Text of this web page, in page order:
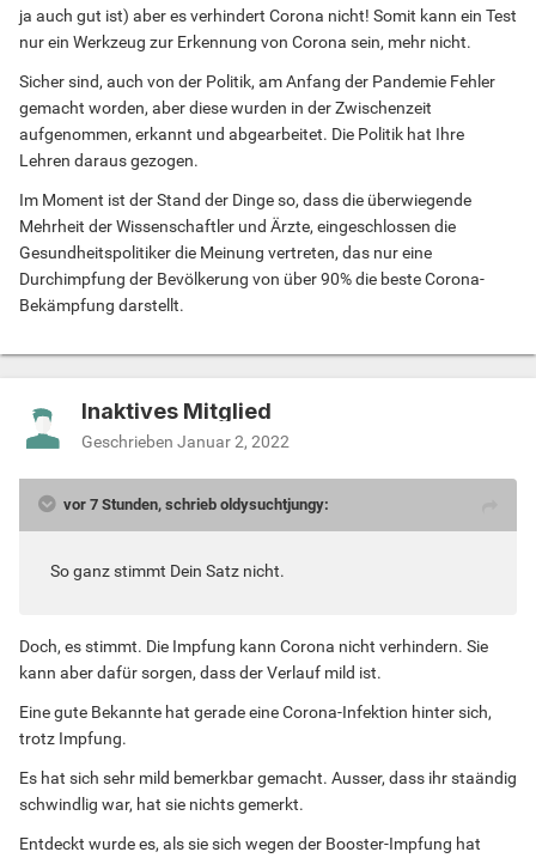
ja auch gut ist) aber es verhindert Corona nicht! Somit kann ein Test
nur ein Werkzeug zur Erkennung von Corona sein, mehr nicht.
Sicher sind, auch von der Politik, am Anfang der Pandemie Fehler
gemacht worden, aber diese wurden in der Zwischenzeit
aufgenommen, erkannt und abgearbeitet. Die Politik hat Ihre
Lehren daraus gezogen.
Im Moment ist der Stand der Dinge so, dass die überwiegende
Mehrheit der Wissenschaftler und Ärzte, eingeschlossen die
Gesundheitspolitiker die Meinung vertreten, das nur eine
Durchimpfung der Bevölkerung von über 90% die beste Corona-
Bekämpfung darstellt.
Inaktives Mitglied
Geschrieben Januar 2, 2022
vor 7 Stunden, schrieb oldysuchtjungy:
So ganz stimmt Dein Satz nicht.
Doch, es stimmt. Die Impfung kann Corona nicht verhindern. Sie
kann aber dafür sorgen, dass der Verlauf mild ist.
Eine gute Bekannte hat gerade eine Corona-Infektion hinter sich,
trotz Impfung.
Es hat sich sehr mild bemerkbar gemacht. Ausser, dass ihr staändig
schwindlig war, hat sie nichts gemerkt.
Entdeckt wurde es, als sie sich wegen der Booster-Impfung hat